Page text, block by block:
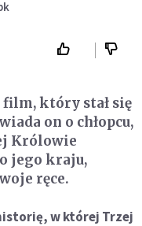
film, który stał się
on o chłopcu,
Królowie
jego kraju,
ręce.
w której Trzej